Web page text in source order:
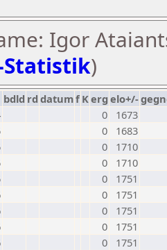
Igor
)
bdld rd datumf Kerg elo+/-
0
1673
0
1683
0
1710
0
1710
0
1751
0
1751
0
1751
0
1751
0 1751